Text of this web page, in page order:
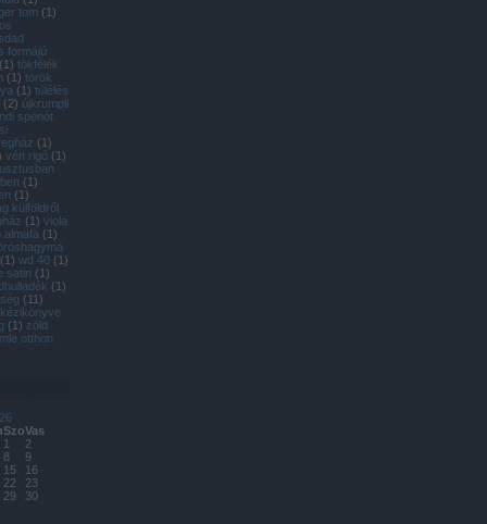
tom (1)
formájú
(1) tökfélék
(1) török
(1) túlélés
(2) újkrumpli
spenót
(1)
vén rigó (1)
(1)
(1)
külföldről
(1) viola
almafa (1)
(1) wd 40 (1)
satin (1)
(1)
(11)
(1) zöld
otthon
SzoVas
1
2
8
9
15
16
22
23
29
30